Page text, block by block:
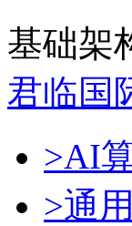
基础架
君临国
>AI
>通